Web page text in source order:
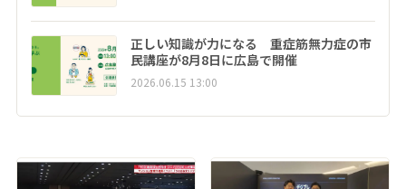
正しい知識が力になる 重症筋無力症の市
民講座が8月8日に広島で開催
2026.06.15 13:00